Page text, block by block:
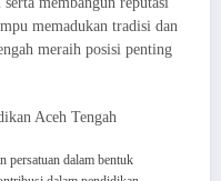
memadukan tradisi dan
meraih posisi penting
Aceh Tengah
persatuan dalam bentuk